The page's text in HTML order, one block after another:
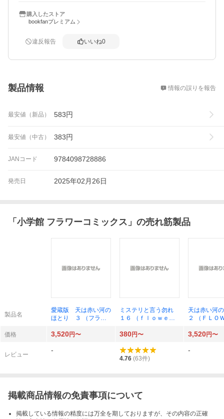
購入したストア
bookfanプレミアム
違反報告 いいね0
製品情報 情報の誤りを報告
最安値（新品） 583円
最安値（中古） 383円
JANコード 9784098728886
発売日 2025年02月26日
「 小学館 フラワーコミックス 」の売れ筋製品
製品名
愛蔵版 天は赤い河の
ほとり ３ （フラワ
ャル〕） 篠原千絵
ミステリと言う勿れ
１６ （ｆｌｏｗｅｒ
α） 田村由美／著
天は赤い河
２ （ＦＬ
ＣＩＡＬ）
価格 3,520円〜 380円〜 3,520円〜
レビュー
-
4.76 (63件)
-
掲載商品情報の免責事項について
掲載している情報の精度には万全を期しておりますが、その内容の正確